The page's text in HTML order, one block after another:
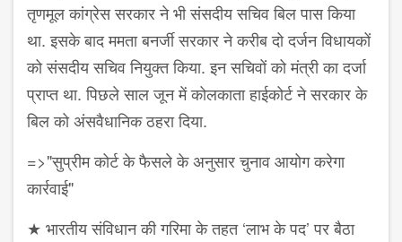
तृणमूल कांग्रेस सरकार ने भी संसदीय सचिव बिल पास किया
था. इसके बाद ममता बनर्जी सरकार ने करीब दो दर्जन विधायकों
को संसदीय सचिव नियुक्त किया. इन सचिवों को मंत्री का दर्जा
प्राप्त था. पिछले साल जून में कोलकाता हाईकोर्ट ने सरकार के
बिल को अंसवैधानिक ठहरा दिया.
=>"सुप्रीम कोर्ट के फैसले के अनुसार चुनाव आयोग करेगा
कार्रवाई"
★ भारतीय संविधान की गरिमा के तहत ‘लाभ के पद’ पर बैठा